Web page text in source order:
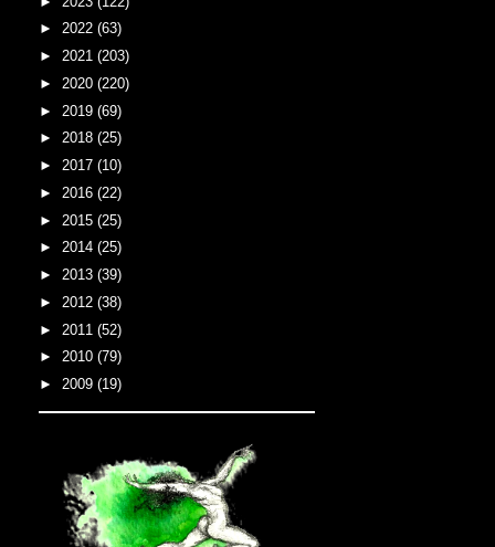
► 2022 (63)
► 2021 (203)
► 2020 (220)
► 2019 (69)
► 2018 (25)
► 2017 (10)
► 2016 (22)
► 2015 (25)
► 2014 (25)
► 2013 (39)
► 2012 (38)
► 2011 (52)
► 2010 (79)
► 2009 (19)